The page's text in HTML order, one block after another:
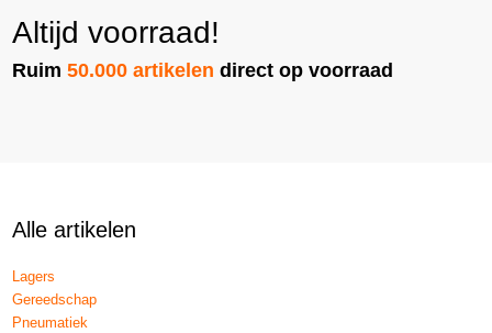
Altijd voorraad!
Ruim50.000 artikelen direct op voorraad
Alle artikelen
Lagers
Gereedschap
Pneumatiek